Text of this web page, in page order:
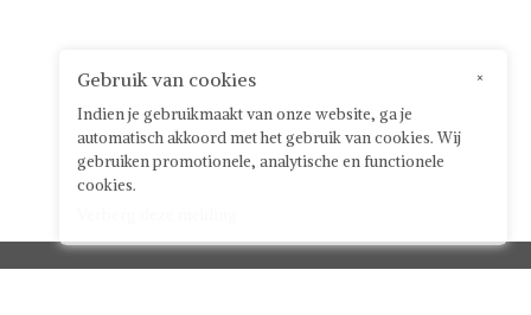
×
Gebruik van cookies
Indien je gebruikmaakt van onze website, ga je
automatisch akkoord met het gebruik van cookies. Wij
gebruiken promotionele, analytische en functionele
cookies.